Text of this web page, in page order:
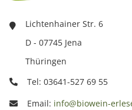
Lichtenhainer Str. 6
D - 07745 Jena
Thüringen
Tel: 03641-527 69 55
Email: info@biowein-